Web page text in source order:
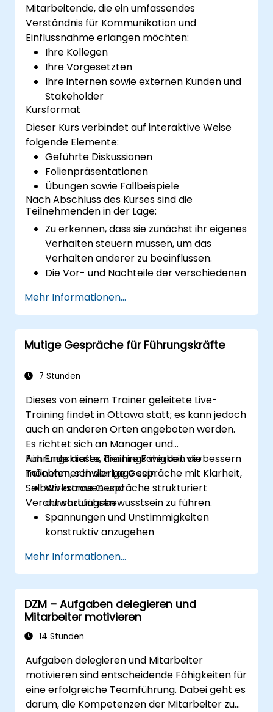
Mitarbeitende, die ein umfassendes
Verständnis für Kommunikation und
Einflussnahme erlangen möchten:
Ihre Kollegen
Ihre Vorgesetzten
Ihre internen sowie externen Kunden und
Stakeholder
Kursformat
Dieser Kurs verbindet auf interaktive Weise
folgende Elemente:
Geführte Diskussionen
Folienpräsentationen
Übungen sowie Fallbeispiele
Nach Abschluss des Kurses sind die
Teilnehmenden in der Lage:
Zu erkennen, dass sie zunächst ihr eigenes
Verhalten steuern müssen, um das
Verhalten anderer zu beeinflussen.
Die Vor- und Nachteile der verschiedenen
Ihre internen sowie externen Kunden und
Stakeholder effektiv zu führen.
Zu erklären, wie mit schwierigen
Situationen im Arbeitsalltag umgegangen
Mehr Informationen...
Mutige Gespräche für Führungskräfte
7 Stunden
Dieses von einem Trainer geleitete Live-
Training findet in Ottawa statt; es kann jedoch
auch an anderen Orten angeboten werden.
Es richtet sich an Manager und
Führungskräfte, die ihre Fähigkeit verbessern
möchten, schwierige Gespräche mit Klarheit,
Selbstvertrauen und
Verantwortungsbewusstsein zu führen.
Am Ende dieses Trainings werden die
Teilnehmer in der Lage sein:
Wirksame Gespräche strukturiert
durchzuführen
Spannungen und Unstimmigkeiten
konstruktiv anzugehen
sowie die Verantwortlichkeit zu stärken
Unter Druck weiterhin klar und bestimmt
zu führen
Mehr Informationen...
DZM – Aufgaben delegieren und
Mitarbeiter motivieren
14 Stunden
Aufgaben delegieren und Mitarbeiter
motivieren sind entscheidende Fähigkeiten für
eine erfolgreiche Teamführung. Dabei geht es
darum, die Kompetenzen der Mitarbeiter zu